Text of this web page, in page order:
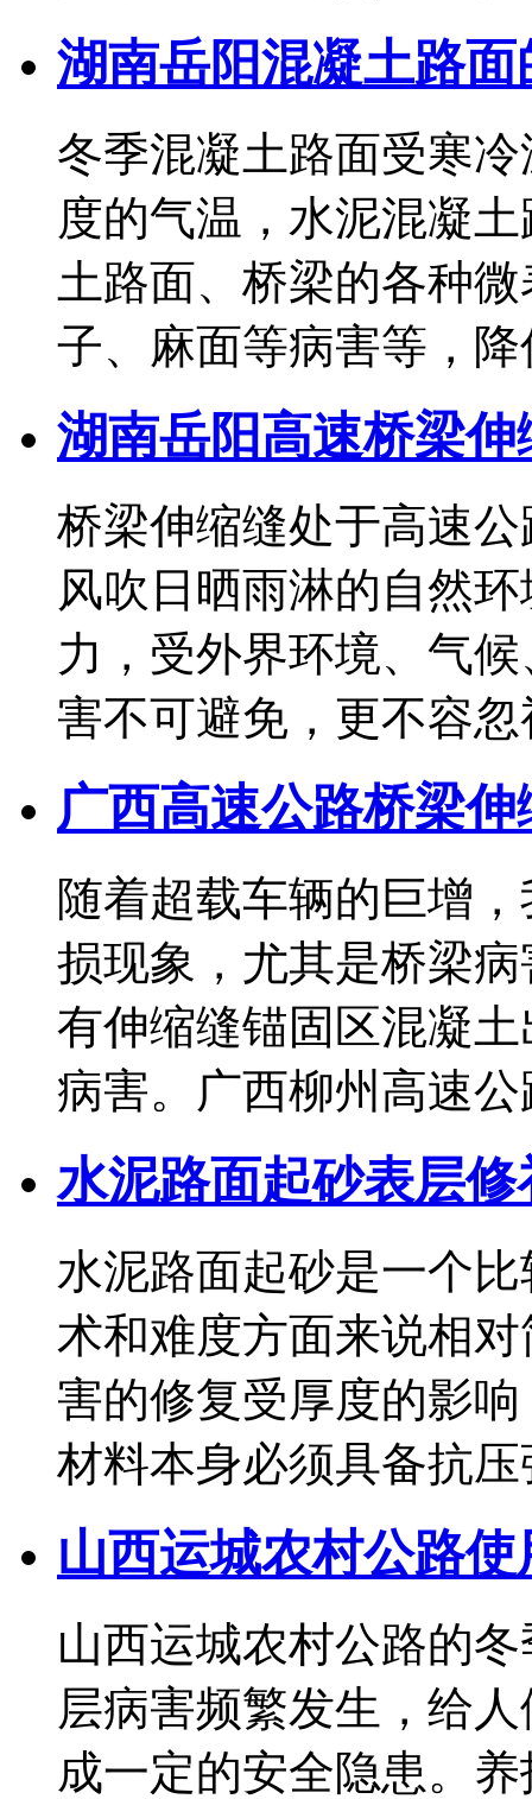
湖南岳阳混凝土路
冬季混凝土路面受寒
度的气温，水泥混凝
土路面、桥梁的各种
子、麻面等病害等，
湖南岳阳高速桥梁
桥梁伸缩缝处于高速
风吹日晒雨淋的自然
力，受外界环境、气
害不可避免，更不容忽
广西高速公路桥梁
随着超载车辆的巨增
损现象，尤其是桥梁
有伸缩缝锚固区混凝
病害。广西柳州高速公
水泥路面起砂表层
水泥路面起砂是一个
术和难度方面来说相
害的修复受厚度的影
材料本身必须具备抗压
山西运城农村公路
山西运城农村公路的
层病害频繁发生，给
成一定的安全隐患。